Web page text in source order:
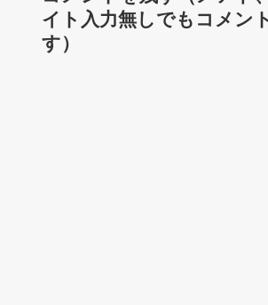
イト入力無しでもコメン
す）